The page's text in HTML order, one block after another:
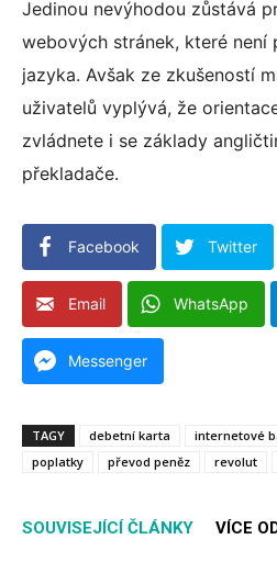
Jedinou nevýhodou zůstává
webových stránek, které není
jazyka. Avšak ze zkušeností
uživatelů vyplývá, že
zvládnete i se základy
překladače.
Facebook Twitter
Email WhatsApp
Messenger
TAGY debetní karta internetové
poplatky
převod peněz revolut
SOUVISEJÍCÍ ČLÁNKY VÍCE